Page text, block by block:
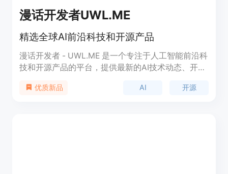
漫话开发者UWL.ME
精选全球AI前沿科技和开源产品
漫话开发者 - UWL.ME 是一个专注于人工智能前沿科
技和开源产品的平台，提供最新的AI技术动态、开源
者和科技爱好者提供了一个获取信息的渠道，也为行
优质新品 AI 开源